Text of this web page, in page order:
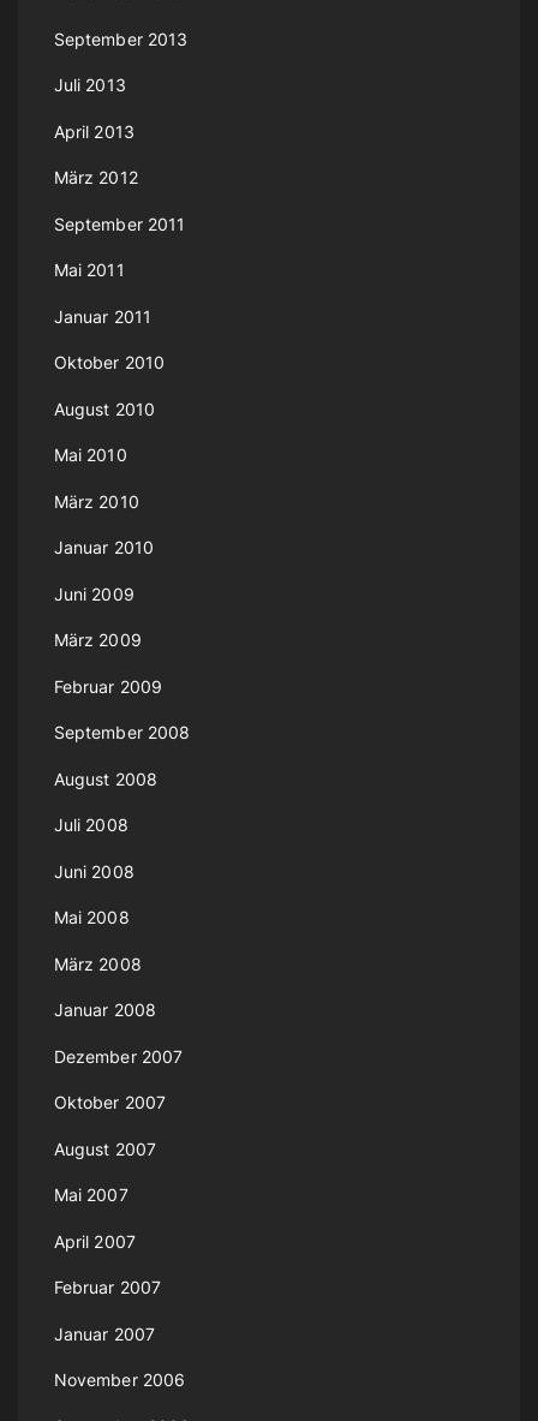
September 2013
Juli 2013
April 2013
März 2012
September 2011
Mai 2011
Januar 2011
Oktober 2010
August 2010
Mai 2010
März 2010
Januar 2010
Juni 2009
März 2009
Februar 2009
September 2008
August 2008
Juli 2008
Juni 2008
Mai 2008
März 2008
Januar 2008
Dezember 2007
Oktober 2007
August 2007
Mai 2007
April 2007
Februar 2007
Januar 2007
November 2006